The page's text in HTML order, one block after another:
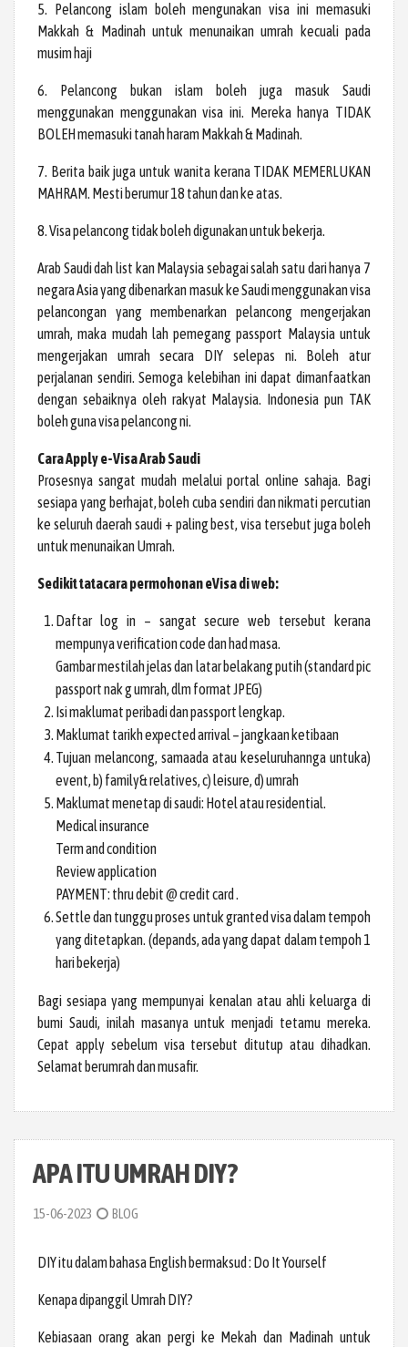
5. Pelancong islam boleh mengunakan visa ini memasuki
Makkah & Madinah untuk menunaikan umrah kecuali pada
musim haji
6. Pelancong bukan islam boleh juga masuk Saudi
menggunakan menggunakan visa ini. Mereka hanya TIDAK
BOLEH memasuki tanah haram Makkah & Madinah.
7. Berita baik juga untuk wanita kerana TIDAK MEMERLUKAN
MAHRAM. Mesti berumur 18 tahun dan ke atas.
8. Visa pelancong tidak boleh digunakan untuk bekerja.
Arab Saudi dah list kan Malaysia sebagai salah satu dari hanya 7
negara Asia yang dibenarkan masuk ke Saudi menggunakan visa
pelancongan yang membenarkan pelancong mengerjakan
umrah, maka mudah lah pemegang passport Malaysia untuk
mengerjakan umrah secara DIY selepas ni. Boleh atur
perjalanan sendiri. Semoga kelebihan ini dapat dimanfaatkan
dengan sebaiknya oleh rakyat Malaysia. Indonesia pun TAK
boleh guna visa pelancong ni.
Cara Apply e-Visa Arab Saudi
Prosesnya sangat mudah melalui portal online sahaja. Bagi
sesiapa yang berhajat, boleh cuba sendiri dan nikmati percutian
ke seluruh daerah saudi + paling best, visa tersebut juga boleh
untuk menunaikan Umrah.
Sedikit tatacara permohonan eVisa di web:
Daftar log in – sangat secure web tersebut kerana
mempunya verification code dan had masa.
Gambar mestilah jelas dan latar belakang putih (standard pic
passport nak g umrah, dlm format JPEG)
Isi maklumat peribadi dan passport lengkap.
Maklumat tarikh expected arrival – jangkaan ketibaan
Tujuan melancong, samaada atau keseluruhannga untuka)
event, b) family& relatives, c) leisure, d) umrah
Maklumat menetap di saudi: Hotel atau residential.
Medical insurance
Term and condition
Review application
PAYMENT: thru debit @ credit card .
Settle dan tunggu proses untuk granted visa dalam tempoh
yang ditetapkan. (depands, ada yang dapat dalam tempoh 1
hari bekerja)
Bagi sesiapa yang mempunyai kenalan atau ahli keluarga di
bumi Saudi, inilah masanya untuk menjadi tetamu mereka.
Cepat apply sebelum visa tersebut ditutup atau dihadkan.
Selamat berumrah dan musafir.
APA ITU UMRAH DIY?
15-06-2023 BLOG
DIY itu dalam bahasa English bermaksud : Do It Yourself
Kenapa dipanggil Umrah DIY?
Kebiasaan orang akan pergi ke Mekah dan Madinah untuk